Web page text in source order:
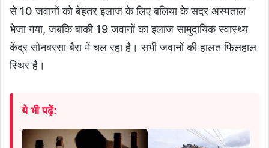
से 10 जवानों को बेहतर इलाज के लिए बलिया के सदर अस्पताल
भेजा गया, जबकि बाकी 19 जवानों का इलाज सामुदायिक स्वास्थ्य
केंद्र सोनबरसा बैरा में चल रहा है। सभी जवानों की हालत फिलहाल
स्थिर है।
ये भी पढ़ें: